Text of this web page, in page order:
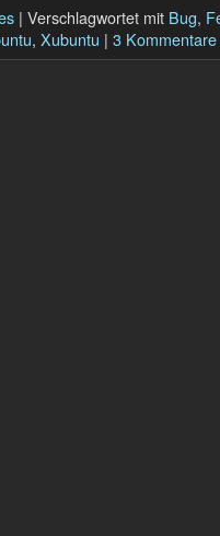
| Verschlagwortet mit Bug,
, Xubuntu | 3 Kommentare